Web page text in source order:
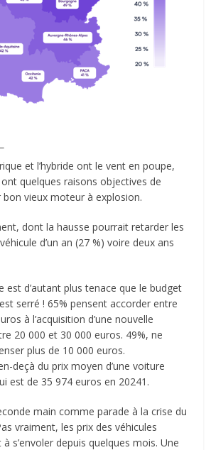
et l’hybride ont le vent en poupe,
quelques raisons objectives de
vieux moteur à explosion.
dont la hausse pourrait retarder les
d’un an (27 %) voire deux ans
est d’autant plus tenace que le budget
serré ! 65% pensent accorder entre
à l’acquisition d’une nouvelle
20 000 et 30 000 euros. 49%, ne
plus de 10 000 euros.
deçà du prix moyen d’une voiture
est de 35 974 euros en 20241.
main comme parade à la crise du
vraiment, les prix des véhicules
à s’envoler depuis quelques mois. Une